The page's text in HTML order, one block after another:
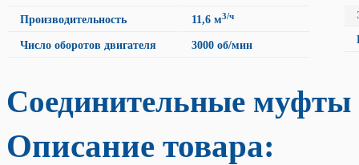
Производительность 11,6 м3/ч
Число оборотов двигателя 3000 об/мин
Соединительные муфты
Описание товара: